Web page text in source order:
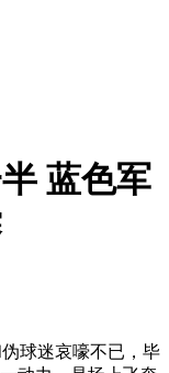
蓝色军
球迷哀嚎不已，毕